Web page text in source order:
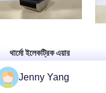
থার্মো ইলেকট্রিক এয়ার
কন্ডিশনার বাইরের এবং
অভ্যন্তরীণ ইলেকট্রনিক
আবরণ জন্য কম্প্যাক্ট
Jenny Yang